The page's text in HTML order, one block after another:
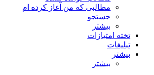
مطالبی که من آغاز کرده ام
جستجو
بیشتر
تخته امتیازات
تبلیغات
بیشتر
بیشتر